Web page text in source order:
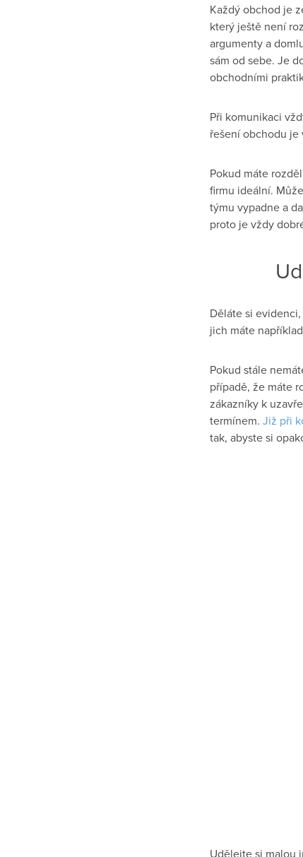
Každý obchod je
který ještě není
argumenty a
sám od sebe. Je
obchodními
Při komunikaci
řešení obchodu
Pokud máte
firmu ideální.
týmu vypadne a
proto je vždy
Děláte si
jich máte
Pokud stále
případě, že máte
zákazníky k
termínem. Již při
tak, abyste si
Udělejte si malou